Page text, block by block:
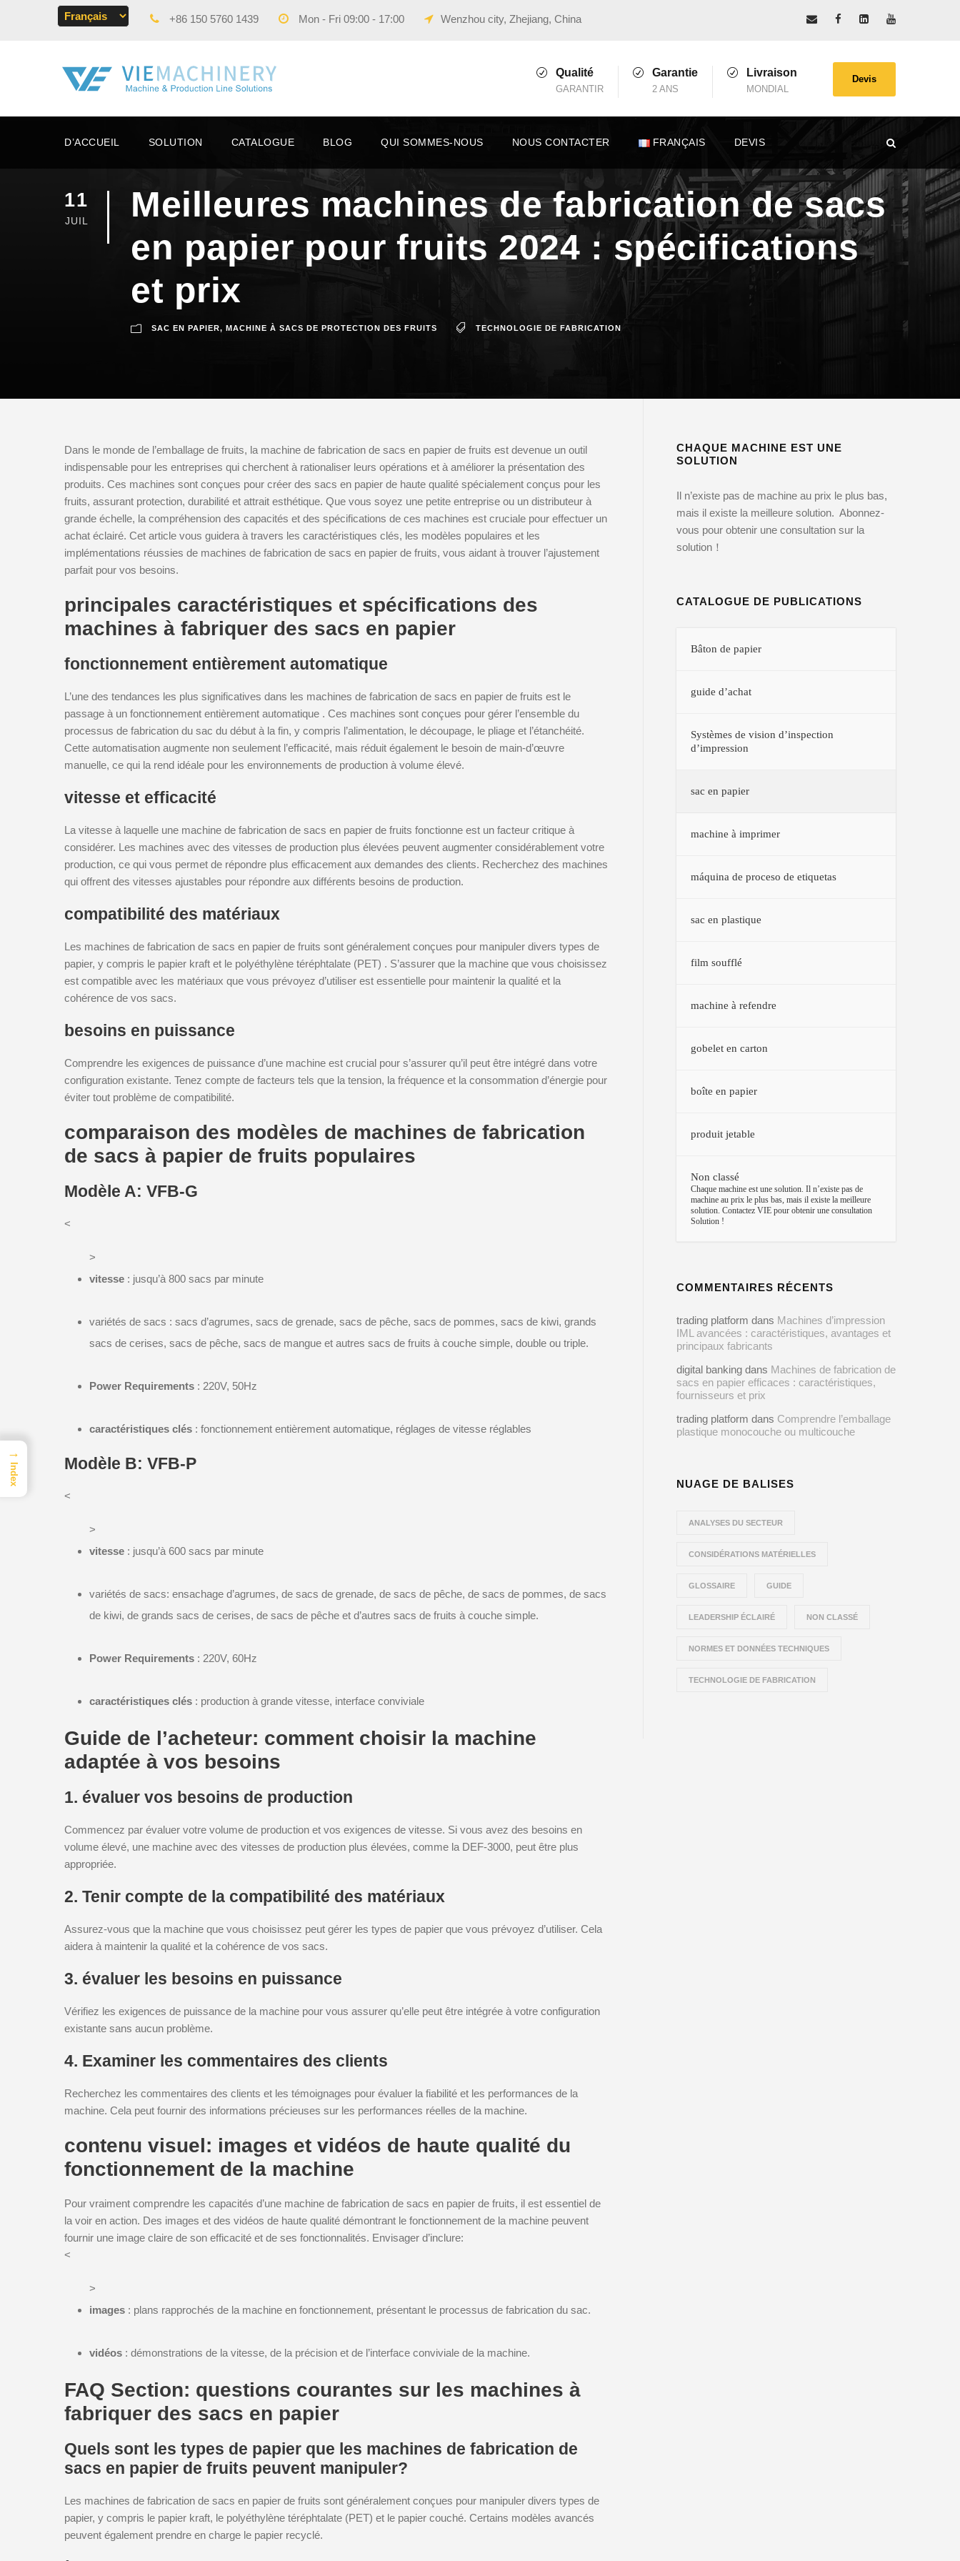
+86 150 5760 1439 Mon - Fri 09:00 - 17:00 Wenzhou city, Zhejiang, China
Qualité
GARANTIR
Garantie
2 ANS
Livraison
MONDIAL
Devis
D’ACCUEIL SOLUTION CATALOGUE BLOG QUI SOMMES-NOUS NOUS CONTACTER FRANÇAIS DEVIS
11
JUIL
Meilleures machines de fabrication de sacs
en papier pour fruits 2024 : spécifications
et prix
SAC EN PAPIER, MACHINE À SACS DE PROTECTION DES FRUITS TECHNOLOGIE DE FABRICATION
Dans le monde de l’emballage de fruits, la machine de fabrication de sacs en papier de fruits est devenue un outil
indispensable pour les entreprises qui cherchent à rationaliser leurs opérations et à améliorer la présentation des
produits. Ces machines sont conçues pour créer des sacs en papier de haute qualité spécialement conçus pour les
fruits, assurant protection, durabilité et attrait esthétique. Que vous soyez une petite entreprise ou un distributeur à
grande échelle, la compréhension des capacités et des spécifications de ces machines est cruciale pour effectuer un
achat éclairé. Cet article vous guidera à travers les caractéristiques clés, les modèles populaires et les
implémentations réussies de machines de fabrication de sacs en papier de fruits, vous aidant à trouver l’ajustement
parfait pour vos besoins.
principales caractéristiques et spécifications des
machines à fabriquer des sacs en papier
fonctionnement entièrement automatique
L’une des tendances les plus significatives dans les machines de fabrication de sacs en papier de fruits est le
passage à un fonctionnement entièrement automatique . Ces machines sont conçues pour gérer l’ensemble du
processus de fabrication du sac du début à la fin, y compris l’alimentation, le découpage, le pliage et l’étanchéité.
Cette automatisation augmente non seulement l’efficacité, mais réduit également le besoin de main-d’œuvre
manuelle, ce qui la rend idéale pour les environnements de production à volume élevé.
vitesse et efficacité
La vitesse à laquelle une machine de fabrication de sacs en papier de fruits fonctionne est un facteur critique à
considérer. Les machines avec des vitesses de production plus élevées peuvent augmenter considérablement votre
production, ce qui vous permet de répondre plus efficacement aux demandes des clients. Recherchez des machines
qui offrent des vitesses ajustables pour répondre aux différents besoins de production.
compatibilité des matériaux
Les machines de fabrication de sacs en papier de fruits sont généralement conçues pour manipuler divers types de
papier, y compris le papier kraft et le polyéthylène téréphtalate (PET) . S’assurer que la machine que vous choisissez
est compatible avec les matériaux que vous prévoyez d’utiliser est essentielle pour maintenir la qualité et la
cohérence de vos sacs.
besoins en puissance
Comprendre les exigences de puissance d’une machine est crucial pour s’assurer qu’il peut être intégré dans votre
configuration existante. Tenez compte de facteurs tels que la tension, la fréquence et la consommation d’énergie pour
éviter tout problème de compatibilité.
comparaison des modèles de machines de fabrication
de sacs à papier de fruits populaires
Modèle A: VFB-G
<
>
vitesse : jusqu’à 800 sacs par minute
variétés de sacs : sacs d’agrumes, sacs de grenade, sacs de pêche, sacs de pommes, sacs de kiwi, grands
sacs de cerises, sacs de pêche, sacs de mangue et autres sacs de fruits à couche simple, double ou triple.
Power Requirements : 220V, 50Hz
caractéristiques clés : fonctionnement entièrement automatique, réglages de vitesse réglables
Modèle B: VFB-P
<
>
vitesse : jusqu’à 600 sacs par minute
variétés de sacs: ensachage d’agrumes, de sacs de grenade, de sacs de pêche, de sacs de pommes, de sacs
de kiwi, de grands sacs de cerises, de sacs de pêche et d’autres sacs de fruits à couche simple.
Power Requirements : 220V, 60Hz
caractéristiques clés : production à grande vitesse, interface conviviale
Guide de l’acheteur: comment choisir la machine
adaptée à vos besoins
1. évaluer vos besoins de production
Commencez par évaluer votre volume de production et vos exigences de vitesse. Si vous avez des besoins en
volume élevé, une machine avec des vitesses de production plus élevées, comme la DEF-3000, peut être plus
appropriée.
2. Tenir compte de la compatibilité des matériaux
Assurez-vous que la machine que vous choisissez peut gérer les types de papier que vous prévoyez d’utiliser. Cela
aidera à maintenir la qualité et la cohérence de vos sacs.
3. évaluer les besoins en puissance
Vérifiez les exigences de puissance de la machine pour vous assurer qu’elle peut être intégrée à votre configuration
existante sans aucun problème.
4. Examiner les commentaires des clients
Recherchez les commentaires des clients et les témoignages pour évaluer la fiabilité et les performances de la
machine. Cela peut fournir des informations précieuses sur les performances réelles de la machine.
contenu visuel: images et vidéos de haute qualité du
fonctionnement de la machine
Pour vraiment comprendre les capacités d’une machine de fabrication de sacs en papier de fruits, il est essentiel de
la voir en action. Des images et des vidéos de haute qualité démontrant le fonctionnement de la machine peuvent
fournir une image claire de son efficacité et de ses fonctionnalités. Envisager d’inclure:
<
>
images : plans rapprochés de la machine en fonctionnement, présentant le processus de fabrication du sac.
vidéos : démonstrations de la vitesse, de la précision et de l’interface conviviale de la machine.
FAQ Section: questions courantes sur les machines à
fabriquer des sacs en papier
Quels sont les types de papier que les machines de fabrication de
sacs en papier de fruits peuvent manipuler?
Les machines de fabrication de sacs en papier de fruits sont généralement conçues pour manipuler divers types de
papier, y compris le papier kraft, le polyéthylène téréphtalate (PET) et le papier couché. Certains modèles avancés
peuvent également prendre en charge le papier recyclé.
CHAQUE MACHINE EST UNE
SOLUTION
Il n’existe pas de machine au prix le plus bas,
mais il existe la meilleure solution. Abonnez-
vous pour obtenir une consultation sur la
solution！
CATALOGUE DE PUBLICATIONS
Bâton de papier
guide d’achat
Systèmes de vision d’inspection
d’impression
sac en papier
machine à imprimer
máquina de proceso de etiquetas
sac en plastique
film soufflé
machine à refendre
gobelet en carton
boîte en papier
produit jetable
Non classé
–
Chaque machine est une solution. Il n’existe pas de
machine au prix le plus bas, mais il existe la meilleure
solution. Contactez VIE pour obtenir une consultation
Solution !
COMMENTAIRES RÉCENTS
trading platform dans Machines d’impression
IML avancées : caractéristiques, avantages et
principaux fabricants
digital banking dans Machines de fabrication de
sacs en papier efficaces : caractéristiques,
fournisseurs et prix
trading platform dans Comprendre l’emballage
plastique monocouche ou multicouche
NUAGE DE BALISES
ANALYSES DU SECTEUR
CONSIDÉRATIONS MATÉRIELLES
GLOSSAIRE GUIDE
LEADERSHIP ÉCLAIRÉ NON CLASSÉ
NORMES ET DONNÉES TECHNIQUES
TECHNOLOGIE DE FABRICATION
→
Index